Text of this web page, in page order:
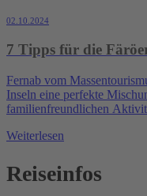
02.10.2024
7 Tipps für die
Fernab vom
Inseln eine perfekte
familienfreundlichen
kannst du…
Weiterlesen
Reiseinfos